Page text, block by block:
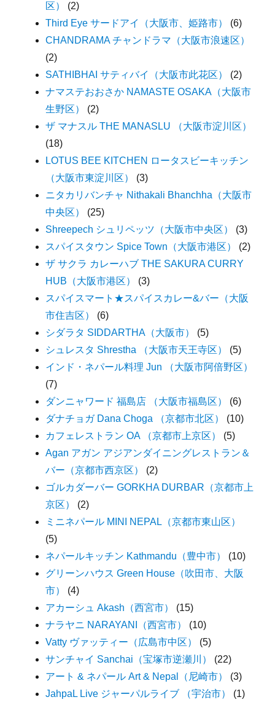
区）
(2)
Third Eye サードアイ（大阪市、姫路市）
(6)
CHANDRAMA チャンドラマ（大阪市浪速区）
(2)
SATHIBHAI サティバイ（大阪市此花区）
(2)
ナマステおおさか NAMASTE OSAKA（大阪市
生野区）
(2)
ザ マナスル THE MANASLU （大阪市淀川区）
(18)
LOTUS BEE KITCHEN ロータスビーキッチン
（大阪市東淀川区）
(3)
ニタカリバンチャ Nithakali Bhanchha（大阪市
中央区）
(25)
Shreepech シュリペッツ（大阪市中央区）
(3)
スパイスタウン Spice Town（大阪市港区）
(2)
ザ サクラ カレーハブ THE SAKURA CURRY
HUB（大阪市港区）
(3)
スパイスマート★スパイスカレー&バー（大阪
市住吉区）
(6)
シダラタ SIDDARTHA（大阪市）
(5)
シュレスタ Shrestha （大阪市天王寺区）
(5)
インド・ネパール料理 Jun （大阪市阿倍野区）
(7)
ダンニャワード 福島店 （大阪市福島区）
(6)
ダナチョガ Dana Choga （京都市北区）
(10)
カフェレストラン OA （京都市上京区）
(5)
Agan アガン アジアンダイニングレストラン＆
バー（京都市西京区）
(2)
ゴルカダーバー GORKHA DURBAR（京都市上
京区）
(2)
ミニネパール MINI NEPAL（京都市東山区）
(5)
ネパールキッチン Kathmandu（豊中市）
(10)
グリーンハウス Green House（吹田市、大阪
市）
(4)
アカーシュ Akash（西宮市）
(15)
ナラヤニ NARAYANI（西宮市）
(10)
Vatty ヴァッティー（広島市中区）
(5)
サンチャイ Sanchai（宝塚市逆瀬川）
(22)
アート & ネパール Art & Nepal（尼崎市）
(3)
JahpaL Live ジャーパルライブ （宇治市）
(1)